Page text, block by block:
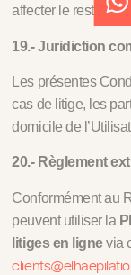
affecter le reste du
19.- Juridiction
Les présentes
cas de litige, les
domicile de
20.- Règlement
Conformément au
peuvent utiliser la
litiges en lignevia